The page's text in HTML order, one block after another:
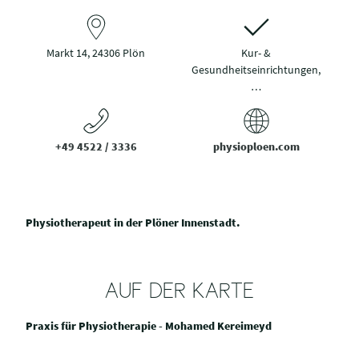
Markt 14, 24306 Plön
Kur- &
Gesundheitseinrichtungen,
…
+49 4522 / 3336 physioploen.com
Physiotherapeut in der Plöner Innenstadt.
AUF DER KARTE
Praxis für Physiotherapie - Mohamed Kereimeyd